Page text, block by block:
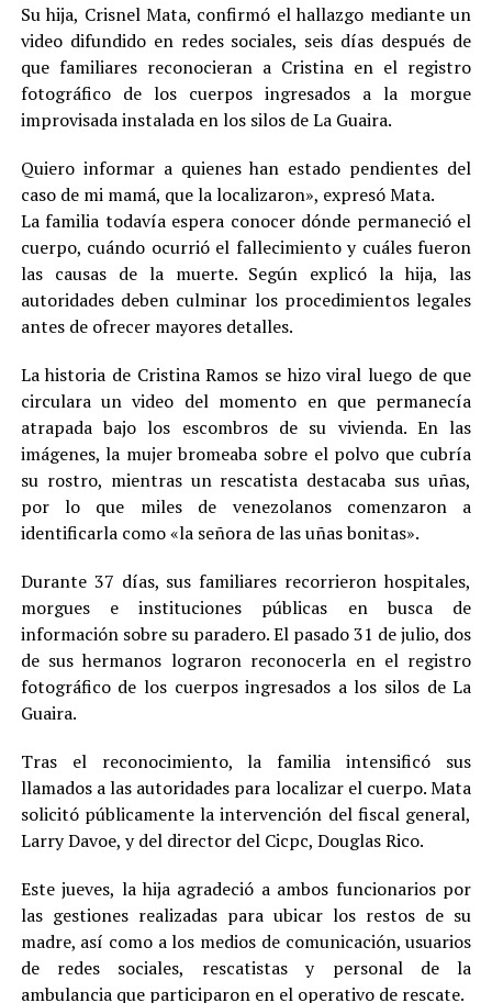
Su hija, Crisnel Mata, confirmó el hallazgo mediante un
video difundido en redes sociales, seis días después de
que familiares reconocieran a Cristina en el registro
fotográfico de los cuerpos ingresados a la morgue
improvisada instalada en los silos de La Guaira.
Quiero informar a quienes han estado pendientes del
caso de mi mamá, que la localizaron», expresó Mata.
La familia todavía espera conocer dónde permaneció el
cuerpo, cuándo ocurrió el fallecimiento y cuáles fueron
las causas de la muerte. Según explicó la hija, las
autoridades deben culminar los procedimientos legales
antes de ofrecer mayores detalles.
La historia de Cristina Ramos se hizo viral luego de que
circulara un video del momento en que permanecía
atrapada bajo los escombros de su vivienda. En las
imágenes, la mujer bromeaba sobre el polvo que cubría
su rostro, mientras un rescatista destacaba sus uñas,
por lo que miles de venezolanos comenzaron a
identificarla como «la señora de las uñas bonitas».
Durante 37 días, sus familiares recorrieron hospitales,
morgues e instituciones públicas en busca de
información sobre su paradero. El pasado 31 de julio, dos
de sus hermanos lograron reconocerla en el registro
fotográfico de los cuerpos ingresados a los silos de La
Guaira.
Tras el reconocimiento, la familia intensificó sus
llamados a las autoridades para localizar el cuerpo. Mata
solicitó públicamente la intervención del fiscal general,
Larry Davoe, y del director del Cicpc, Douglas Rico.
Este jueves, la hija agradeció a ambos funcionarios por
las gestiones realizadas para ubicar los restos de su
madre, así como a los medios de comunicación, usuarios
de redes sociales, rescatistas y personal de la
ambulancia que participaron en el operativo de rescate.